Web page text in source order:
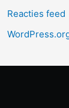
Reacties feed